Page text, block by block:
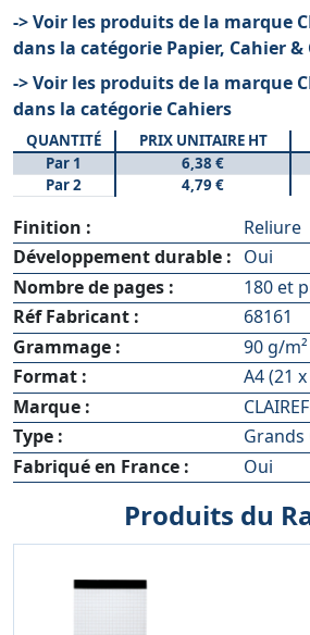
-> Voir les produits de la marque
dans la catégorie Papier, Cahier
-> Voir les produits de la marque
dans la catégorie Cahiers
QUANTITÉ PRIX UNITAIRE HT
Par 1
6,38 €
Par 2
4,79 €
Finition :
Reliure
Développement durable : Oui
Nombre de pages :
180 et
Réf Fabricant :
68161
Grammage :
90 g/m²
Format :
A4 (21
Marque :
Type :
Grands
Fabriqué en France :
Oui
Produits du